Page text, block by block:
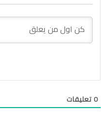
0تعليقات